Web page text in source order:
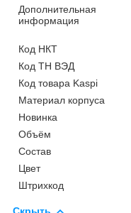
Дополнительная
информация
Код НКТ
Код ТН ВЭД
Код товара Kaspi
Материал корпуса
Новинка
Объём
Состав
Цвет
Штрихкод
Скрыть